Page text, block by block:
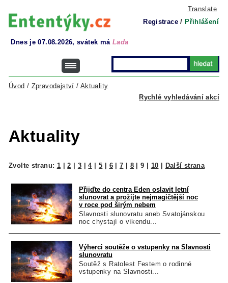
Translate
Registrace / Přihlášení
Dnes je 07.08.2026, svátek má Lada
Rychlé vyhledávání akcí
Úvod / Zpravodajství / Aktuality
Aktuality
Zvolte stranu: 1 |2 3 |4| 5 6|7 8|9 10 Další strana
Přijďte do centra Eden oslavit letní
slunovrat a prožijte nejmagičtější noc
v roce pod širým nebem
Slavnosti slunovratu aneb Svatojánskou
noc chystají o víkendu...
Výherci soutěže o vstupenky na Slavnosti
slunovratu
Soutěž s Ratolest Festem o rodinné
vstupenky na Slavnosti...